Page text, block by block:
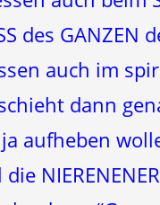
des GANZEN
auch im
dann
aufheben